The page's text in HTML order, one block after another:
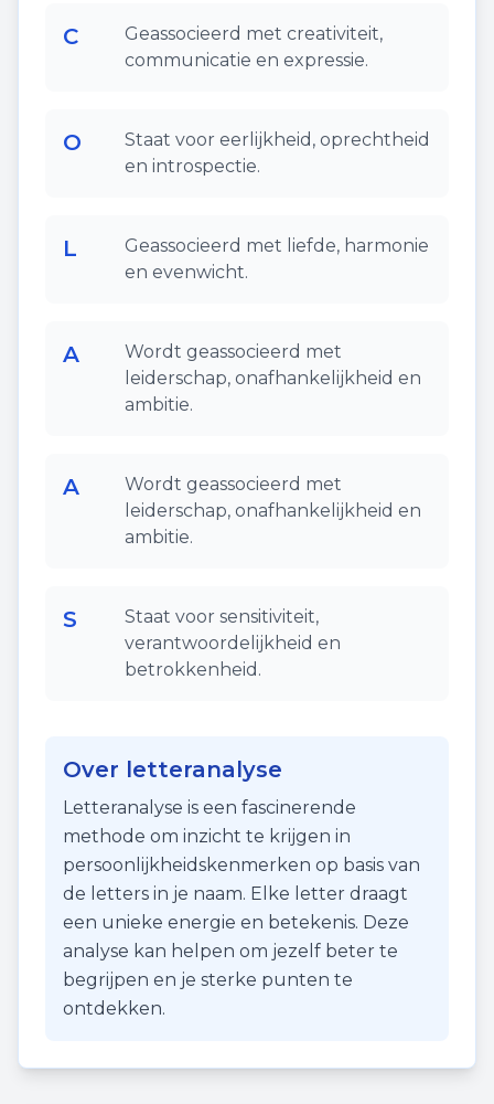
C
Geassocieerd met creativiteit,
communicatie en expressie.
O
Staat voor eerlijkheid, oprechtheid
en introspectie.
L
Geassocieerd met liefde, harmonie
en evenwicht.
A
Wordt geassocieerd met
leiderschap, onafhankelijkheid en
ambitie.
A
Wordt geassocieerd met
leiderschap, onafhankelijkheid en
ambitie.
S
Staat voor sensitiviteit,
verantwoordelijkheid en
betrokkenheid.
Over letteranalyse
Letteranalyse is een fascinerende
methode om inzicht te krijgen in
persoonlijkheidskenmerken op basis van
de letters in je naam. Elke letter draagt
een unieke energie en betekenis. Deze
analyse kan helpen om jezelf beter te
begrijpen en je sterke punten te
ontdekken.